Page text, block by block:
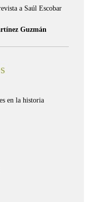
a Saúl Escobar
Guzmán
en la historia